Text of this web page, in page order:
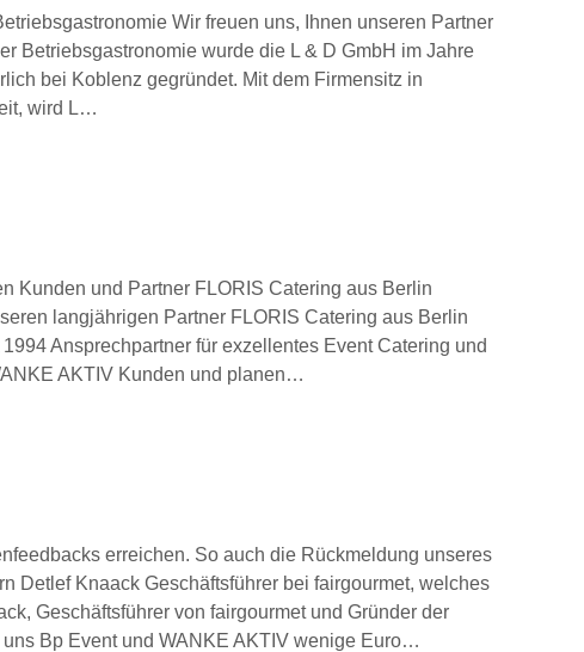
Wir freuen uns, Ihnen unseren Partner
Betriebsgastronomie wurde die L & D GmbH im Jahre
bei Koblenz gegründet. Mit dem Firmensitz in
wird L…
Kunden und Partner FLORIS Catering aus Berlin
langjährigen Partner FLORIS Catering aus Berlin
Ansprechpartner für exzellentes Event Catering und
AKTIV Kunden und planen…
erreichen. So auch die Rückmeldung unseres
Detlef Knaack Geschäftsführer bei fairgourmet, welches
Geschäftsführer von fairgourmet und Gründer der
Bp Event und WANKE AKTIV wenige Euro…